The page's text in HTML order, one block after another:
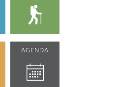
AGENDA